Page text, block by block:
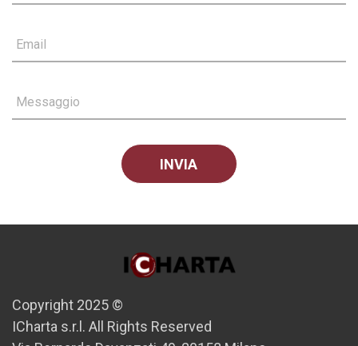
Email
Messaggio
Copyright 2025 ©
ICharta s.r.l. All Rights Reserved